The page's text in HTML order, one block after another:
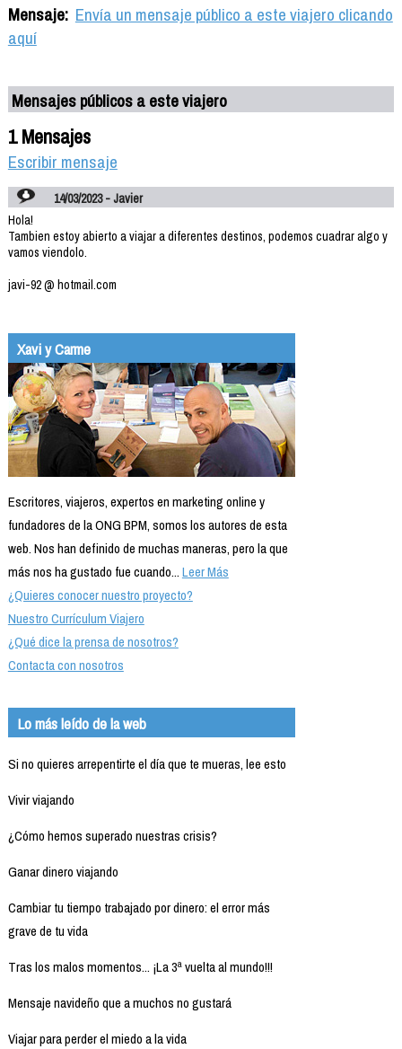
Mensaje: Envía un mensaje público a este viajero clicando
aquí
Mensajes públicos a este viajero
1 Mensajes
Escribir mensaje
14/03/2023 - Javier
Hola!
Tambien estoy abierto a viajar a diferentes destinos, podemos cuadrar algo y
vamos viendolo.
javi-92 @ hotmail.com
Xavi y Carme
Escritores, viajeros, expertos en marketing online y
fundadores de la ONG BPM, somos los autores de esta
web. Nos han definido de muchas maneras, pero la que
más nos ha gustado fue cuando...Leer Más
¿Quieres conocer nuestro proyecto?
Nuestro Currículum Viajero
¿Qué dice la prensa de nosotros?
Contacta con nosotros
Lo más leído de la web
Si no quieres arrepentirte el día que te mueras, lee esto
Vivir viajando
¿Cómo hemos superado nuestras crisis?
Ganar dinero viajando
Cambiar tu tiempo trabajado por dinero: el error más
grave de tu vida
Tras los malos momentos... ¡La 3ª vuelta al mundo!!!
Mensaje navideño que a muchos no gustará
Viajar para perder el miedo a la vida